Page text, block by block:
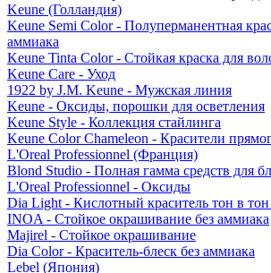
Keune (Голландия)
Keune Semi Color - Полуперманентная
аммиака
Keune Tinta Color - Стойкая краска для
Keune Care - Уход
1922 by J.M. Keune - Мужская линия
Keune - Оксиды, порошки для осветления
Keune Style - Коллекция стайлинга
Keune Color Chameleon - Красители
L'Oreal Professionnel (Франция)
Blond Studio - Полная гамма средств для
L'Oreal Professionnel - Оксиды
Dia Light - Кислотный краситель тон в тон
INOA - Стойкое окрашивание без аммиака
Majirel - Стойкое окрашивание
Dia Color - Краситель-блеск без аммиака
Lebel (Япония)